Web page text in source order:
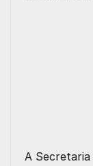
A